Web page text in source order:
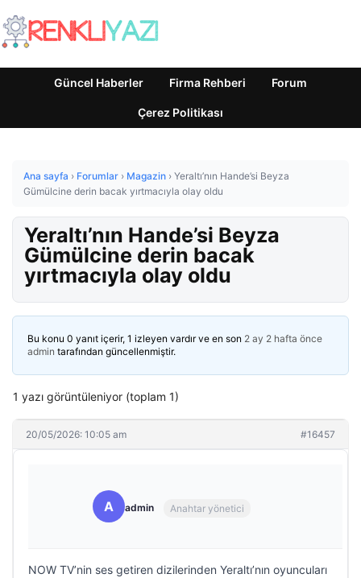
Güncel Haberler Firma Rehberi Forum
Çerez Politikası
Ana sayfa › Forumlar › Magazin › Yeraltı’nın Hande’si Beyza
Gümülcine derin bacak yırtmacıyla olay oldu
Yeraltı’nın Hande’si Beyza
Gümülcine derin bacak
yırtmacıyla olay oldu
Bu konu 0 yanıt içerir, 1 izleyen vardır ve en son 2 ay 2 hafta önce
admin tarafından güncellenmiştir.
1 yazı görüntüleniyor (toplam 1)
20/05/2026: 10:05 am #16457
A admin Anahtar yönetici
NOW TV’nin ses getiren dizilerinden Yeraltı’nın oyuncuları